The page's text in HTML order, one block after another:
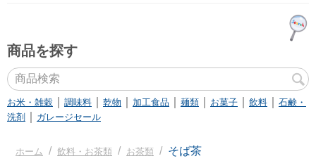
商品を探す
お米・雑穀 調味料 乾物 加工食品 麺類 お菓子 飲料
石鹸・
洗剤
ガレージセール
ホーム / 飲料・お茶類 / お茶類 / そば茶